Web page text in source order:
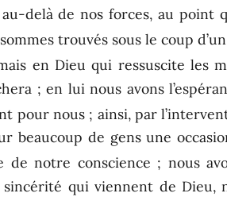
delà de nos forces, au point
trouvés sous le coup
en Dieu qui ressuscite les
; en lui nous avons
pour nous ; ainsi, par
beaucoup de gens une
notre conscience ; nous
qui viennent de Dieu,